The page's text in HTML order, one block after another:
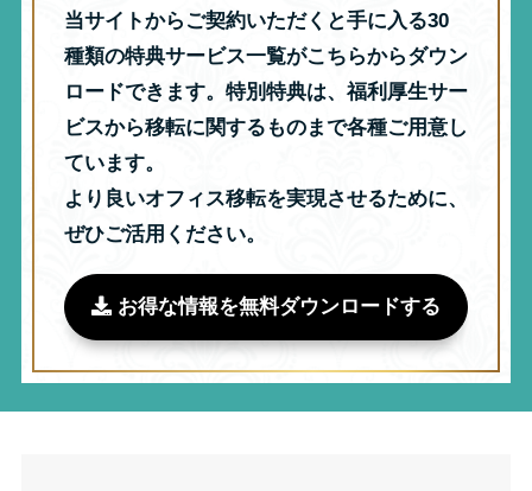
当サイトからご契約いただくと手に入る30
種類の特典サービス一覧がこちらからダウン
ロードできます。特別特典は、福利厚生サー
ビスから移転に関するものまで各種ご用意し
ています。
より良いオフィス移転を実現させるために、
ぜひご活用ください。
お得な情報を無料ダウンロードする